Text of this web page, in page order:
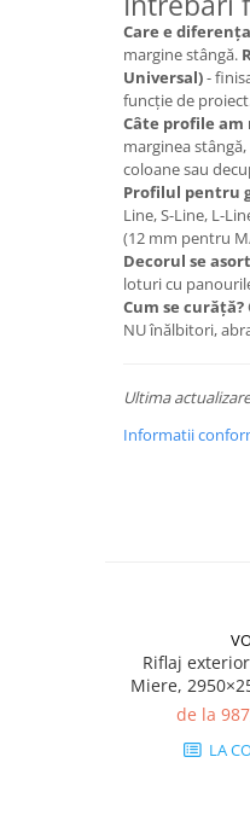
Care e
margine stângă.
Universal)-
funcție de
Câte profile am
marginea
coloane sau
Profilul pentru
Line, S-Line, L-
(12 mm pentru
Decorul se
loturi cu
Cum se curăță?
NU înălbitori,
Ultima
Informatii
Riflaj
Miere,
7.74 mp/
de la
LA